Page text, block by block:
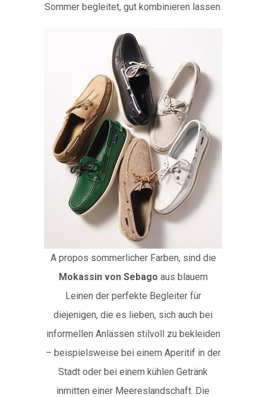
Sommer begleitet, gut kombinieren lassen.
A propos sommerlicher Farben, sind die
Mokassin von Sebago aus blauem
Leinen der perfekte Begleiter für
diejenigen, die es lieben, sich auch bei
informellen Anlässen stilvoll zu bekleiden
– beispielsweise bei einem Aperitif in der
Stadt oder bei einem kühlen Getränk
inmitten einer Meereslandschaft. Die